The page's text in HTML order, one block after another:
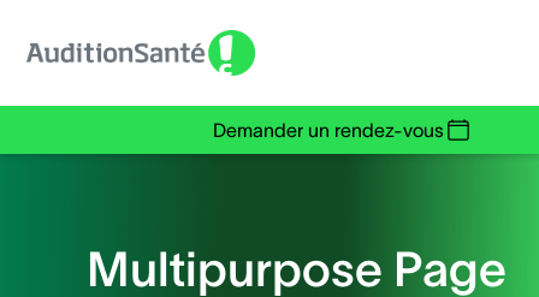
Demander un rendez-vous
Multipurpose Page